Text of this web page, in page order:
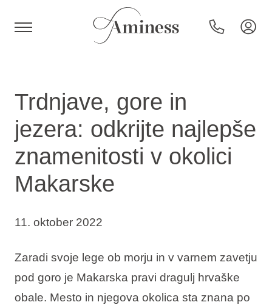
Hoteli in resorti
Kampi
Posebne ponudbe
Destinacije
Vrste počitnic
Trdnjave, gore in
jezera: odkrijte najlepše
znamenitosti v okolici
Makarske
11. oktober 2022
Zaradi svoje lege ob morju in v varnem zavetju
pod goro je Makarska pravi dragulj hrvaške
obale. Mesto in njegova okolica sta znana po